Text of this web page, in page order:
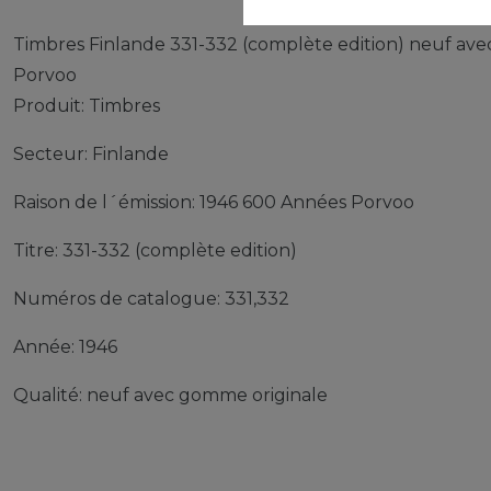
Timbres Finlande 331-332 (complète edition) neuf
Porvoo
Produit: Timbres
Secteur: Finlande
Raison de l´émission: 1946 600 Années Porvoo
Titre: 331-332 (complète edition)
Numéros de catalogue: 331,332
Année: 1946
Qualité: neuf avec gomme originale